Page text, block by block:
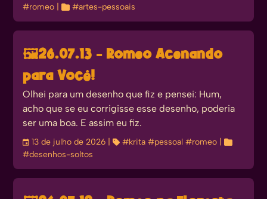
#romeo | #artes-pessoais
🖼️26.07.13 - Romeo Acenando
para Você!
Olhei para um desenho que fiz e pensei: Hum,
acho que se eu corrigisse esse desenho, poderia
ser uma boa. E assim eu fiz.
󰃭 13 de julho de 2026 | #krita #pessoal #romeo | 
#desenhos-soltos